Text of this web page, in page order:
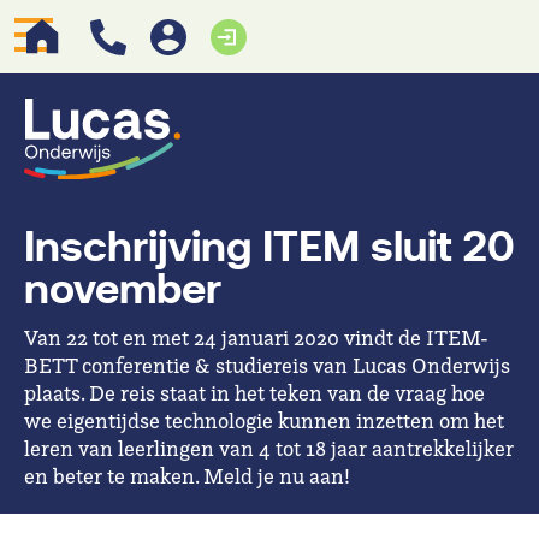
Inschrijving ITEM sluit 20
november
Van 22 tot en met 24 januari 2020 vindt de ITEM-
BETT conferentie & studiereis van Lucas Onderwijs
plaats. De reis staat in het teken van de vraag hoe
we eigentijdse technologie kunnen inzetten om het
leren van leerlingen van 4 tot 18 jaar aantrekkelijker
en beter te maken. Meld je nu aan!